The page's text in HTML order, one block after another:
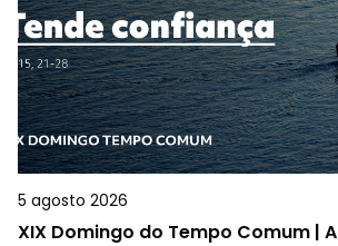
5 agosto 2026
XIX Domingo do Tempo Comum | A